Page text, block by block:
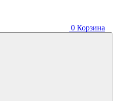
0 Корзина